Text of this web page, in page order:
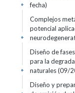
fecha)
+
Complejos
potencial
+
Diseño de
para la
naturales (09/
+
Diseño y